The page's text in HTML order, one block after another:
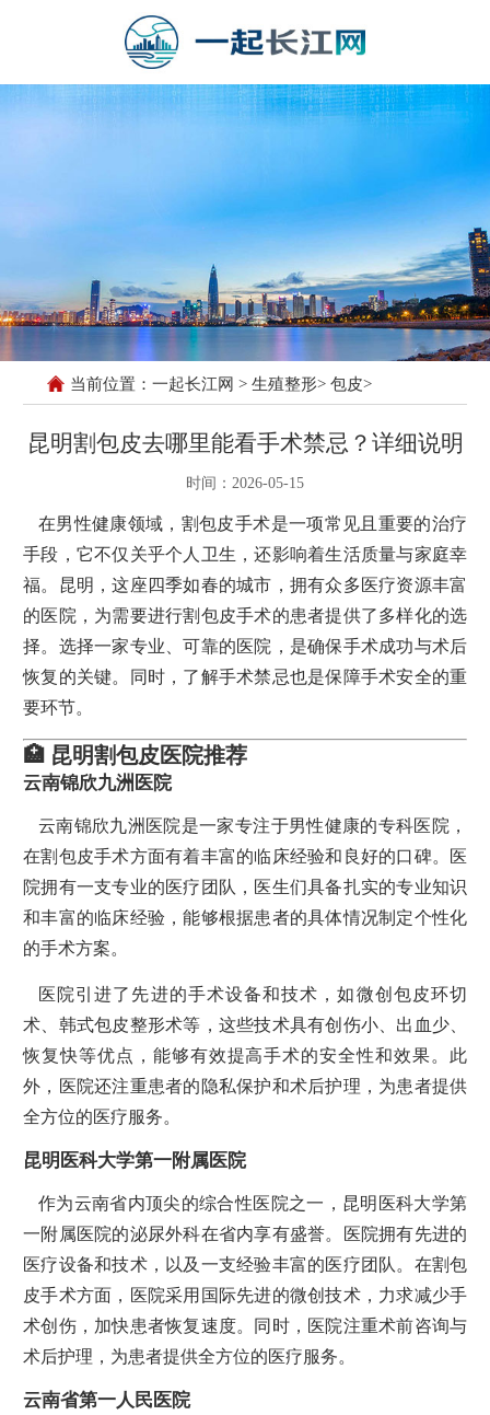
当前位置： 一起长江网 > 生殖整形> 包皮>
昆明割包皮去哪里能看手术禁忌？详细说明
时间：2026-05-15
在男性健康领域，割包皮手术是一项常见且重要的治疗
手段，它不仅关乎个人卫生，还影响着生活质量与家庭幸
福。昆明，这座四季如春的城市，拥有众多医疗资源丰富
的医院，为需要进行割包皮手术的患者提供了多样化的选
择。选择一家专业、可靠的医院，是确保手术成功与术后
恢复的关键。同时，了解手术禁忌也是保障手术安全的重
要环节。
🏥 昆明割包皮医院推荐
云南锦欣九洲医院
云南锦欣九洲医院是一家专注于男性健康的专科医院，
在割包皮手术方面有着丰富的临床经验和良好的口碑。医
院拥有一支专业的医疗团队，医生们具备扎实的专业知识
和丰富的临床经验，能够根据患者的具体情况制定个性化
的手术方案。
医院引进了先进的手术设备和技术，如微创包皮环切
术、韩式包皮整形术等，这些技术具有创伤小、出血少、
恢复快等优点，能够有效提高手术的安全性和效果。此
外，医院还注重患者的隐私保护和术后护理，为患者提供
全方位的医疗服务。
昆明医科大学第一附属医院
作为云南省内顶尖的综合性医院之一，昆明医科大学第
一附属医院的泌尿外科在省内享有盛誉。医院拥有先进的
医疗设备和技术，以及一支经验丰富的医疗团队。在割包
皮手术方面，医院采用国际先进的微创技术，力求减少手
术创伤，加快患者恢复速度。同时，医院注重术前咨询与
术后护理，为患者提供全方位的医疗服务。
云南省第一人民医院